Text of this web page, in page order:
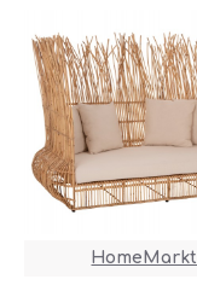
HomeMarkt